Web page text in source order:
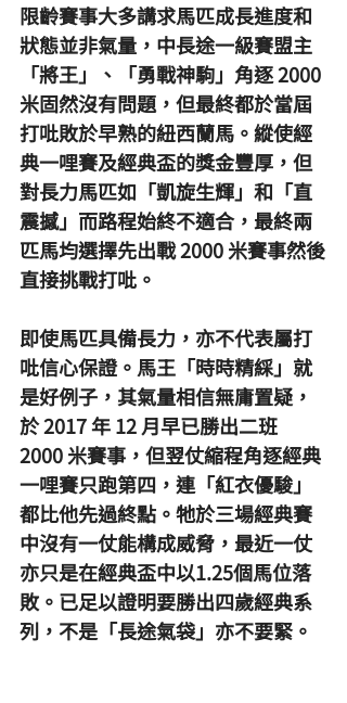
限齡賽事大多講求馬匹成長進度和
狀態並非氣量，中長途一級賽盟主
「將王」、「勇戰神駒」角逐 2000
米固然沒有問題，但最終都於當屆
打吡敗於早熟的紐西蘭馬。縱使經
典一哩賽及經典盃的獎金豐厚，但
對長力馬匹如「凱旋生輝」和「直
震撼」而路程始終不適合，最終兩
匹馬均選擇先出戰 2000 米賽事然後
直接挑戰打吡。
即使馬匹具備長力，亦不代表屬打
吡信心保證。馬王「時時精綵」就
是好例子，其氣量相信無庸置疑，
於 2017 年 12 月早已勝出二班
2000 米賽事，但翌仗縮程角逐經典
一哩賽只跑第四，連「紅衣優駿」
都比他先過終點。牠於三場經典賽
中沒有一仗能構成威脅，最近一仗
亦只是在經典盃中以1.25個馬位落
敗。已足以證明要勝出四歲經典系
列，不是「長途氣袋」亦不要緊。